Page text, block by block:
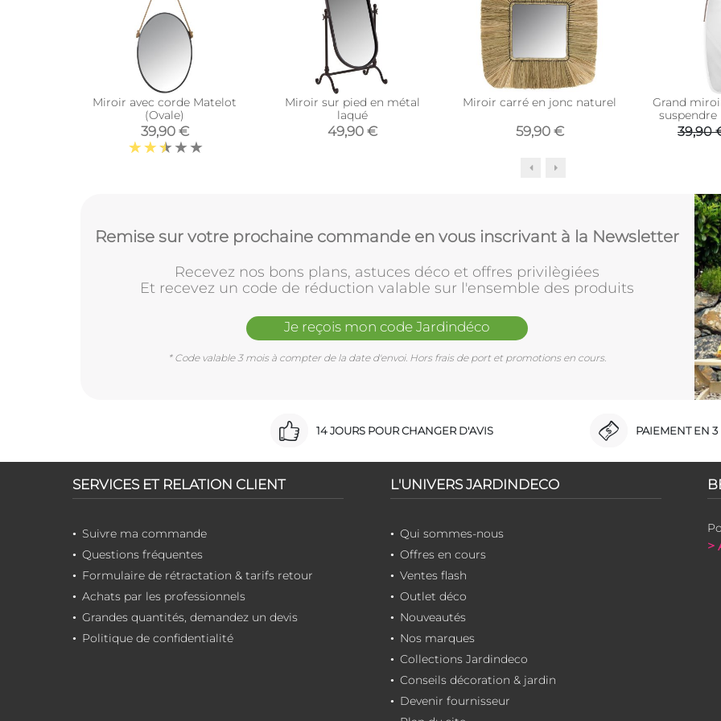
Miroir avec corde Matelot
(Ovale)
39,90 €
Miroir sur pied en métal
laqué
49,90 €
Miroir carré en jonc naturel
59,90 €
Grand
suspendre
39,90
Remise sur votre prochaine commande en vous inscrivant à la Newsletter
Recevez nos bons plans, astuces déco et offres privilègiées
Et recevez un code de réduction valable sur l'ensemble des produits
Je reçois mon code Jardindéco
* Code valable 3 mois à compter de la date d'envoi. Hors frais de port et promotions en cours.
14 JOURS POUR CHANGER D'AVIS PAIEMENT EN 3
SERVICES ET RELATION CLIENT
Suivre ma commande
Questions fréquentes
Formulaire de rétractation & tarifs retour
Achats par les professionnels
Grandes quantités, demandez un devis
Politique de confidentialité
L'UNIVERS JARDINDECO
Qui sommes-nous
Offres en cours
Ventes flash
Outlet déco
Nouveautés
Nos marques
Collections Jardindeco
Conseils décoration & jardin
Devenir fournisseur
>